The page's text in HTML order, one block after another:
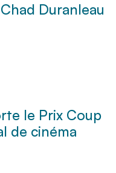
Duranleau
le Prix Coup
de cinéma